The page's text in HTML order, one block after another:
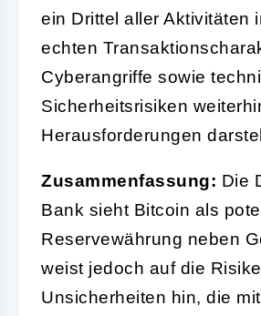
ein Drittel aller Aktivitäten
echten
Cyberangriffe sowie
Sicherheitsrisiken
Herausforderungen
Zusammenfassung: Die
Bank sieht Bitcoin als
Reservewährung neben
weist jedoch auf die
Unsicherheiten hin, die